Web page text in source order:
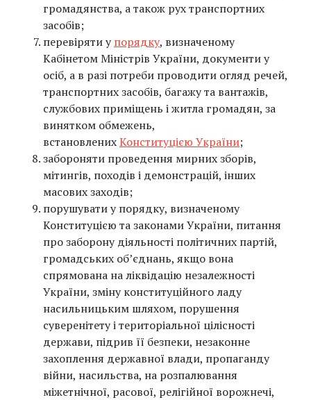
громадянства, а також рух транспортних
засобів;
перевіряти упорядку, визначеному
Кабінетом Міністрів України, документи у
осіб, а в разі потреби проводити огляд речей,
транспортних засобів, багажу та вантажів,
службових приміщень і житла громадян, за
винятком обмежень,
встановленихКонституцією України;
забороняти проведення мирних зборів,
мітингів, походів і демонстрацій, інших
масових заходів;
порушувати у порядку, визначеному
Конституцією та законами України, питання
про заборону діяльності політичних партій,
громадських об’єднань, якщо вона
спрямована на ліквідацію незалежності
України, зміну конституційного ладу
насильницьким шляхом, порушення
суверенітету і територіальної цілісності
держави, підрив її безпеки, незаконне
захоплення державної влади, пропаганду
війни, насильства, на розпалювання
міжетнічної, расової, релігійної ворожнечі,